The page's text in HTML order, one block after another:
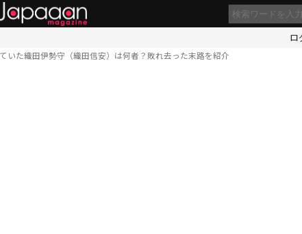
ロ
いた織田伊勢守（織田信安）は何者？敗れ去った末路を紹介